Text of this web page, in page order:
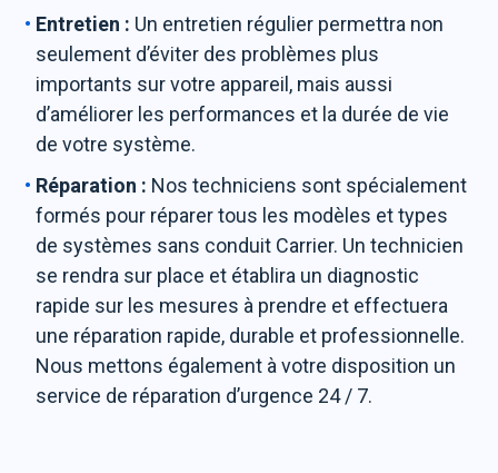
Entretien : Un entretien régulier permettra non
seulement d’éviter des problèmes plus
importants sur votre appareil, mais aussi
d’améliorer les performances et la durée de vie
de votre système.
Réparation : Nos techniciens sont spécialement
formés pour réparer tous les modèles et types
de systèmes sans conduit Carrier. Un technicien
se rendra sur place et établira un diagnostic
rapide sur les mesures à prendre et effectuera
une réparation rapide, durable et professionnelle.
Nous mettons également à votre disposition un
service de réparation d’urgence 24 / 7.